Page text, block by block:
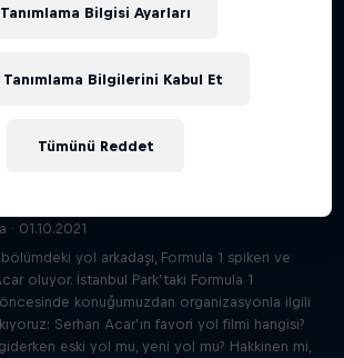
yan koltuğunda her bölümde farklı
· 01.10.2021
yol arkadaşı, Formula 1 spikeri ve
oluyor. İstanbul Park’taki Formula 1
öncesinde konuğumuzdan organizasyonla ilgili
Serhan Acar’ın favori yol filmi hangisi?
eski yol mu, yeni yol mu? Hakkinen mi,
Tanımlama Bilgisi Ayarları
Tümünü Reddet
Tanımlama Bilgilerini Kabul Et